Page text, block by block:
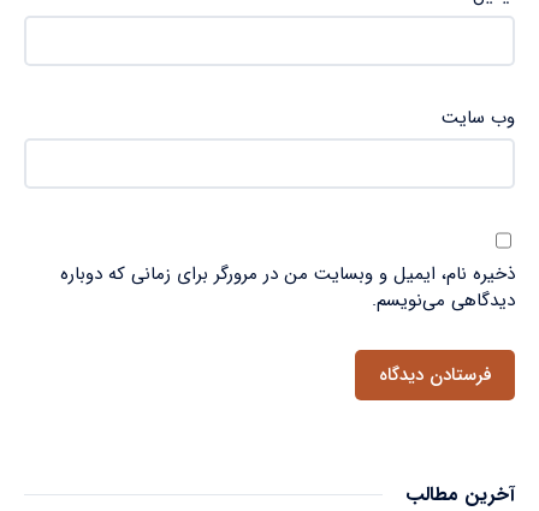
وب‌ سایت
ذخیره نام، ایمیل و وبسایت من در مرورگر برای زمانی که دوباره
دیدگاهی می‌نویسم.
آخرین مطالب